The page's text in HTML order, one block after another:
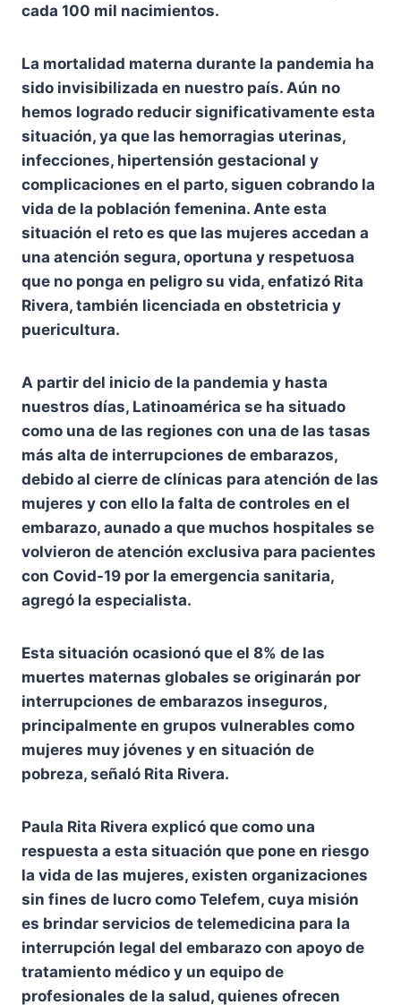
cada 100 mil nacimientos.
La mortalidad materna durante la pandemia ha
sido invisibilizada en nuestro país. Aún no
hemos logrado reducir significativamente esta
situación, ya que las hemorragias uterinas,
infecciones, hipertensión gestacional y
complicaciones en el parto, siguen cobrando la
vida de la población femenina. Ante esta
situación el reto es que las mujeres accedan a
una atención segura, oportuna y respetuosa
que no ponga en peligro su vida, enfatizó Rita
Rivera, también licenciada en obstetricia y
puericultura.
A partir del inicio de la pandemia y hasta
nuestros días, Latinoamérica se ha situado
como una de las regiones con una de las tasas
más alta de interrupciones de embarazos,
debido al cierre de clínicas para atención de las
mujeres y con ello la falta de controles en el
embarazo, aunado a que muchos hospitales se
volvieron de atención exclusiva para pacientes
con Covid-19 por la emergencia sanitaria,
agregó la especialista.
Esta situación ocasionó que el 8% de las
muertes maternas globales se originarán por
interrupciones de embarazos inseguros,
principalmente en grupos vulnerables como
mujeres muy jóvenes y en situación de
pobreza, señaló Rita Rivera.
Paula Rita Rivera explicó que como una
respuesta a esta situación que pone en riesgo
la vida de las mujeres, existen organizaciones
sin fines de lucro como Telefem, cuya misión
es brindar servicios de telemedicina para la
interrupción legal del embarazo con apoyo de
tratamiento médico y un equipo de
profesionales de la salud, quienes ofrecen